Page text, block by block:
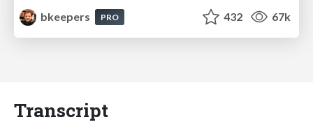
bkeepers
PRO 432 67k
Transcript